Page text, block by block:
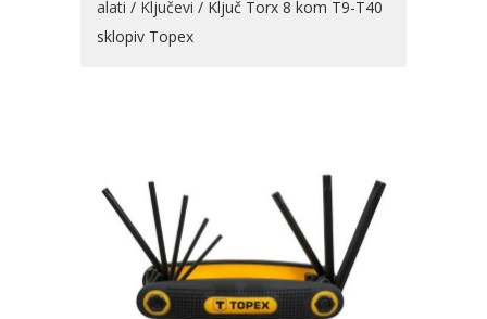
alati / Ključevi / Ključ Torx 8 kom T9-T40
sklopiv Topex